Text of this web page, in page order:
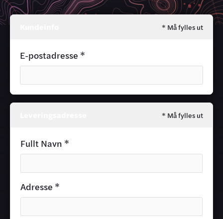
* Må fylles ut
E-postadresse *
* Må fylles ut
Fullt Navn *
Adresse *